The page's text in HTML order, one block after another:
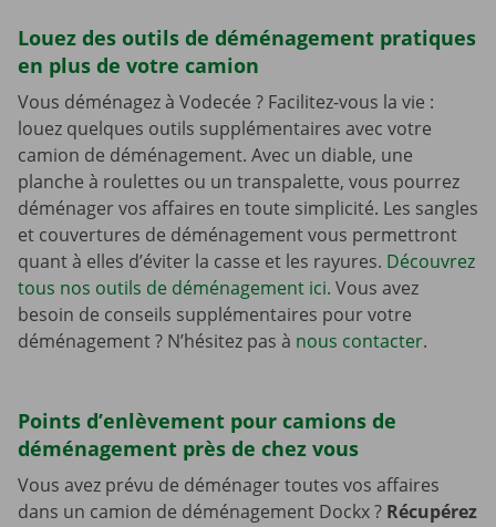
Louez des outils de déménagement pratiques
en plus de votre camion
Vous déménagez à Vodecée ? Facilitez-vous la vie :
louez quelques outils supplémentaires avec votre
camion de déménagement. Avec un diable, une
planche à roulettes ou un transpalette, vous pourrez
déménager vos affaires en toute simplicité. Les sangles
et couvertures de déménagement vous permettront
quant à elles d’éviter la casse et les rayures. Découvrez
tous nos outils de déménagement ici. Vous avez
besoin de conseils supplémentaires pour votre
déménagement ? N’hésitez pas à nous contacter.
Points d’enlèvement pour camions de
déménagement près de chez vous
Vous avez prévu de déménager toutes vos affaires
dans un camion de déménagement Dockx ? Récupérez